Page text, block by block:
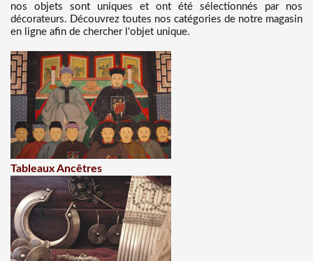
nos objets sont uniques et ont été sélectionnés par nos
décorateurs. Découvrez toutes nos catégories de notre magasin
en ligne afin de chercher l'objet unique.
Tableaux Ancêtres